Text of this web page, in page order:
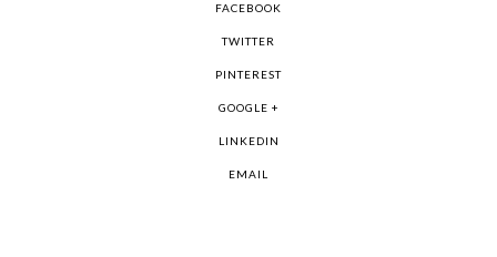
FACEBOOK
TWITTER
PINTEREST
GOOGLE +
LINKEDIN
EMAIL